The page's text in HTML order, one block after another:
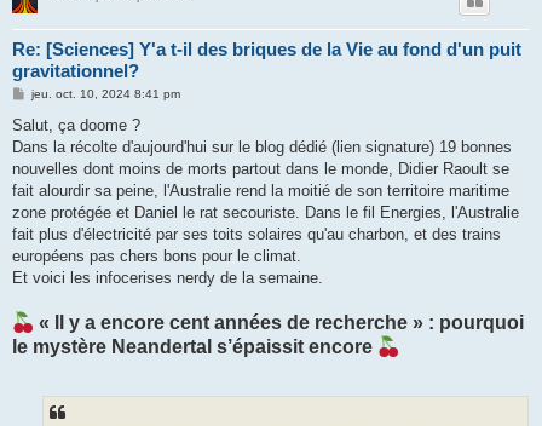
Re: [Sciences] Y'a t-il des briques de la Vie au fond d'un puit
gravitationnel?
M
s
a
g
jeu. oct. 10, 2024 8:41 pm
Salut, ça doome ?
Dans la récolte d'aujourd'hui sur le blog dédié (lien signature) 19 bonnes
nouvelles dont moins de morts partout dans le monde, Didier Raoult se
fait alourdir sa peine, l'Australie rend la moitié de son territoire maritime
zone protégée et Daniel le rat secouriste. Dans le fil Energies, l'Australie
fait plus d'électricité par ses toits solaires qu'au charbon, et des trains
européens pas chers bons pour le climat.
Et voici les infocerises nerdy de la semaine.
« Il y a encore cent années de recherche » : pourquoi
le mystère Neandertal s’épaissit encore